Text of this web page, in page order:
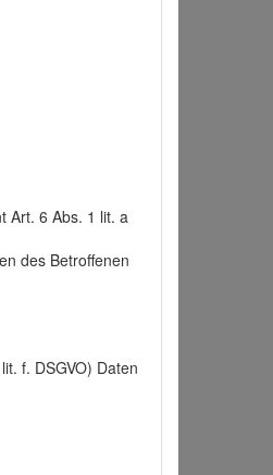
Art. 6 Abs. 1 lit. a
des Betroffenen
f. DSGVO) Daten